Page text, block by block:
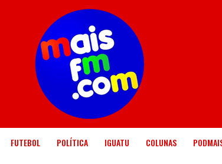
FUTEBOL POLÍTICA IGUATU COLUNAS